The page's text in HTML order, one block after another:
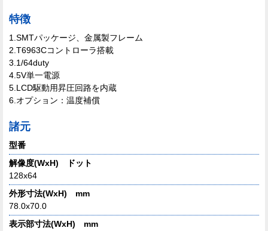
特徴
1.SMTパッケージ、金属製フレーム
2.T6963Cコントローラ搭載
3.1/64duty
4.5V単一電源
5.LCD駆動用昇圧回路を内蔵
6.オプション：温度補償
諸元
型番
解像度(WxH) ドット
128x64
外形寸法(WxH) mm
78.0x70.0
表示部寸法(WxH) mm